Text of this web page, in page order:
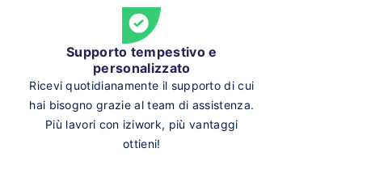
Supporto tempestivo e
personalizzato
Ricevi quotidianamente il supporto di cui
hai bisogno grazie al team di assistenza.
Più lavori con iziwork, più vantaggi
ottieni!